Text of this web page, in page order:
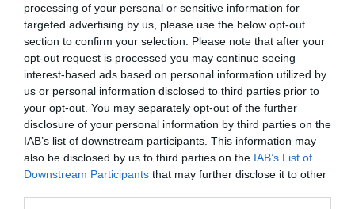
processing of your personal or sensitive information for
targeted advertising by us, please use the below opt-out
section to confirm your selection. Please note that after your
opt-out request is processed you may continue seeing
interest-based ads based on personal information utilized by
us or personal information disclosed to third parties prior to
your opt-out. You may separately opt-out of the further
disclosure of your personal information by third parties on the
IAB’s list of downstream participants. This information may
also be disclosed by us to third parties on the IAB’s List of
Downstream Participants that may further disclose it to other
Szukasz idealnego
miejsca na nocleg?
Przeglądaj nasze rekomendacje hoteli
i pensjonatów w Sucre, aby znaleźć